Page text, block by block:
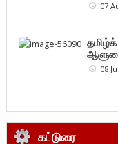
07
08
கட்டுரை